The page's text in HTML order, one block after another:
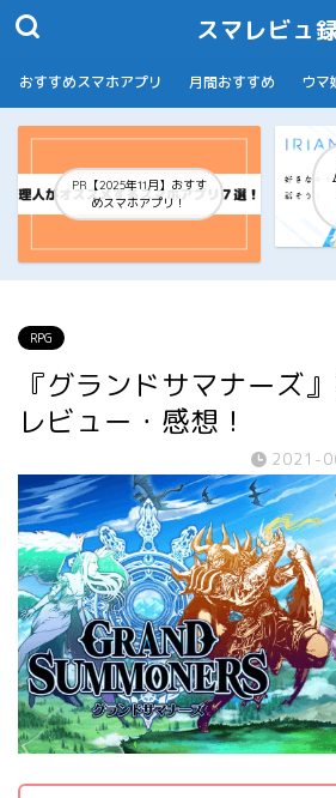
スマレビュ
おすすめスマホアプリ 月間おすすめ ウマ
PR【2025年11月】おすす
めスマホアプリ！
RPG
『グランドサマナーズ
レビュー・感想！
2021-